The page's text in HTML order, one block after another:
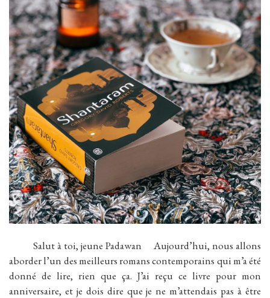
Salut à toi, jeune Padawan Aujourd’hui, nous allons
aborder l’un des meilleurs romans contemporains qui m’a été
donné de lire, rien que ça. J’ai reçu ce livre pour mon
anniversaire, et je dois dire que je ne m’attendais pas à être